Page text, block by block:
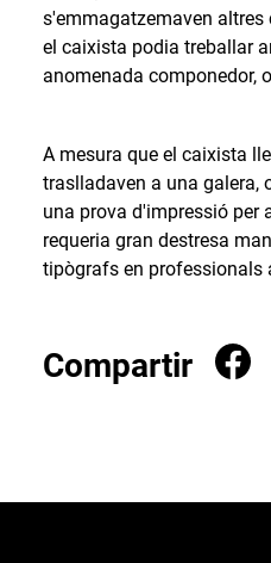
s'emmagatzemaven
el caixista podia treballar
anomenada componedor,
A mesura que el caixista
traslladaven a una galera,
una prova d'impressió per
requeria gran destresa
tipògrafs en
Compartir